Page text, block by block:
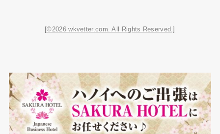
[©2026 wkvetter.com. All Rights Reserved.]